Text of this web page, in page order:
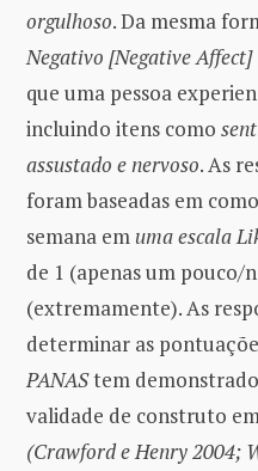
orgulhoso. Da mesma
Negativo [Negative Affect]
que uma pessoa
incluindo itens como
assustado e nervoso. As
foram baseadas em
semana em uma escala
de 1 (apenas um pouco/
(extremamente). As
determinar as
PANAStem
validade de construto
(Crawford e Henry 2004;